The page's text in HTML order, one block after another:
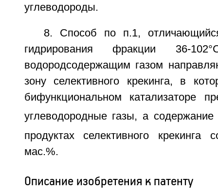
углеводороды.
8. Способ по п.1,
гидрирования фракции 36-
водородсодержащим газом
зону селективного крекинга, в
бифункциональном катализаторе
углеводородные газы, а
продуктах селективного крекинга
мас.%.
Описание изобретения к патенту